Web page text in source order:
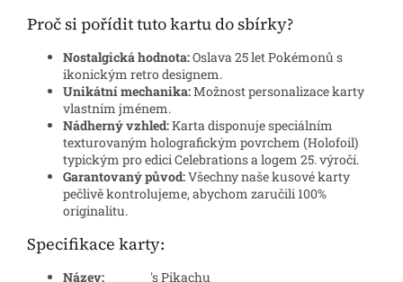
Proč si pořídit tuto kartu do sbírky?
Nostalgická hodnota:Oslava 25 let Pokémonů s
ikonickým retro designem.
Unikátní mechanika:Možnost personalizace karty
vlastním jménem.
Nádherný vzhled:Karta disponuje speciálním
texturovaným holografickým povrchem (Holofoil)
typickým pro edici Celebrations a logem 25. výročí.
Garantovaný původ:Všechny naše kusové karty
pečlivě kontrolujeme, abychom zaručili 100%
originalitu.
Specifikace karty:
Název: ______'s Pikachu